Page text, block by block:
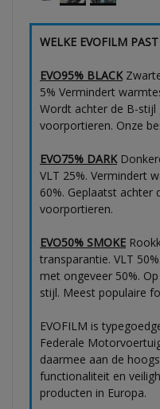
WELKE EVOFILM
EVO95% BLACK
5% Vermindert
Wordt achter de B-
voorportieren. Onze
EVO75% DARK
VLT 25%. Vermindert
60%. Geplaatst
voorportieren.
EVO50% SMOKE
transparantie. VLT
met ongeveer 50%.
stijl. Meest populaire
EVOFILM is
Federale
daarmee aan de
functionaliteit en
producten in Europa.